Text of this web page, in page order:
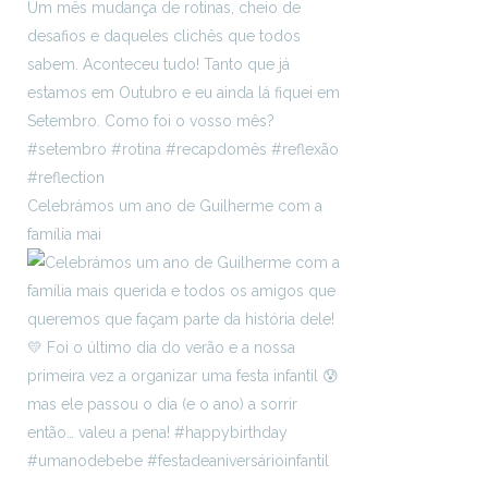
Celebrámos um ano de Guilherme com a
família mai